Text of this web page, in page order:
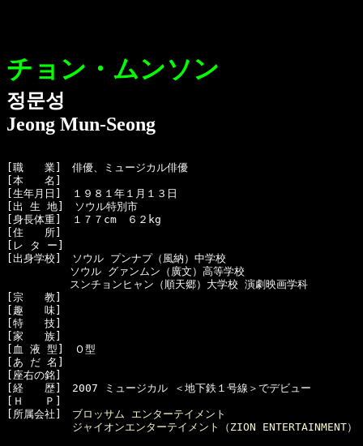
チョン・ムンソン
정문성
Jeong Mun-Seong
[職　　業]　俳優、ミュージカル俳優
[本　　名]
[生年月日]　１９８１年１月１３日
[出 生 地]　ソウル特別市
[身長体重]　１７７cm　６２kg
[住　　所]
[レ タ ー]
[出身学校]　ソウル プンナプ（風納）中学校
ソウル グァンムン（廣文）高等学校
スンチョンヒャン（順天郷）大学校 演劇映画学科
[宗　　教]
[趣　　味]
[特　　技]
[家　　族]
[血 液 型]　Ｏ型
[あ だ 名]
[座右の銘]
[経　　歴]　2007 ミュージカル ＜地下鉄１号線＞でデビュー
[Ｈ　　Ｐ]
[所属会社] ブロッサム エンターテイメント
ジャイオンエンターテイメント（ZION ENTERTAINMENT）